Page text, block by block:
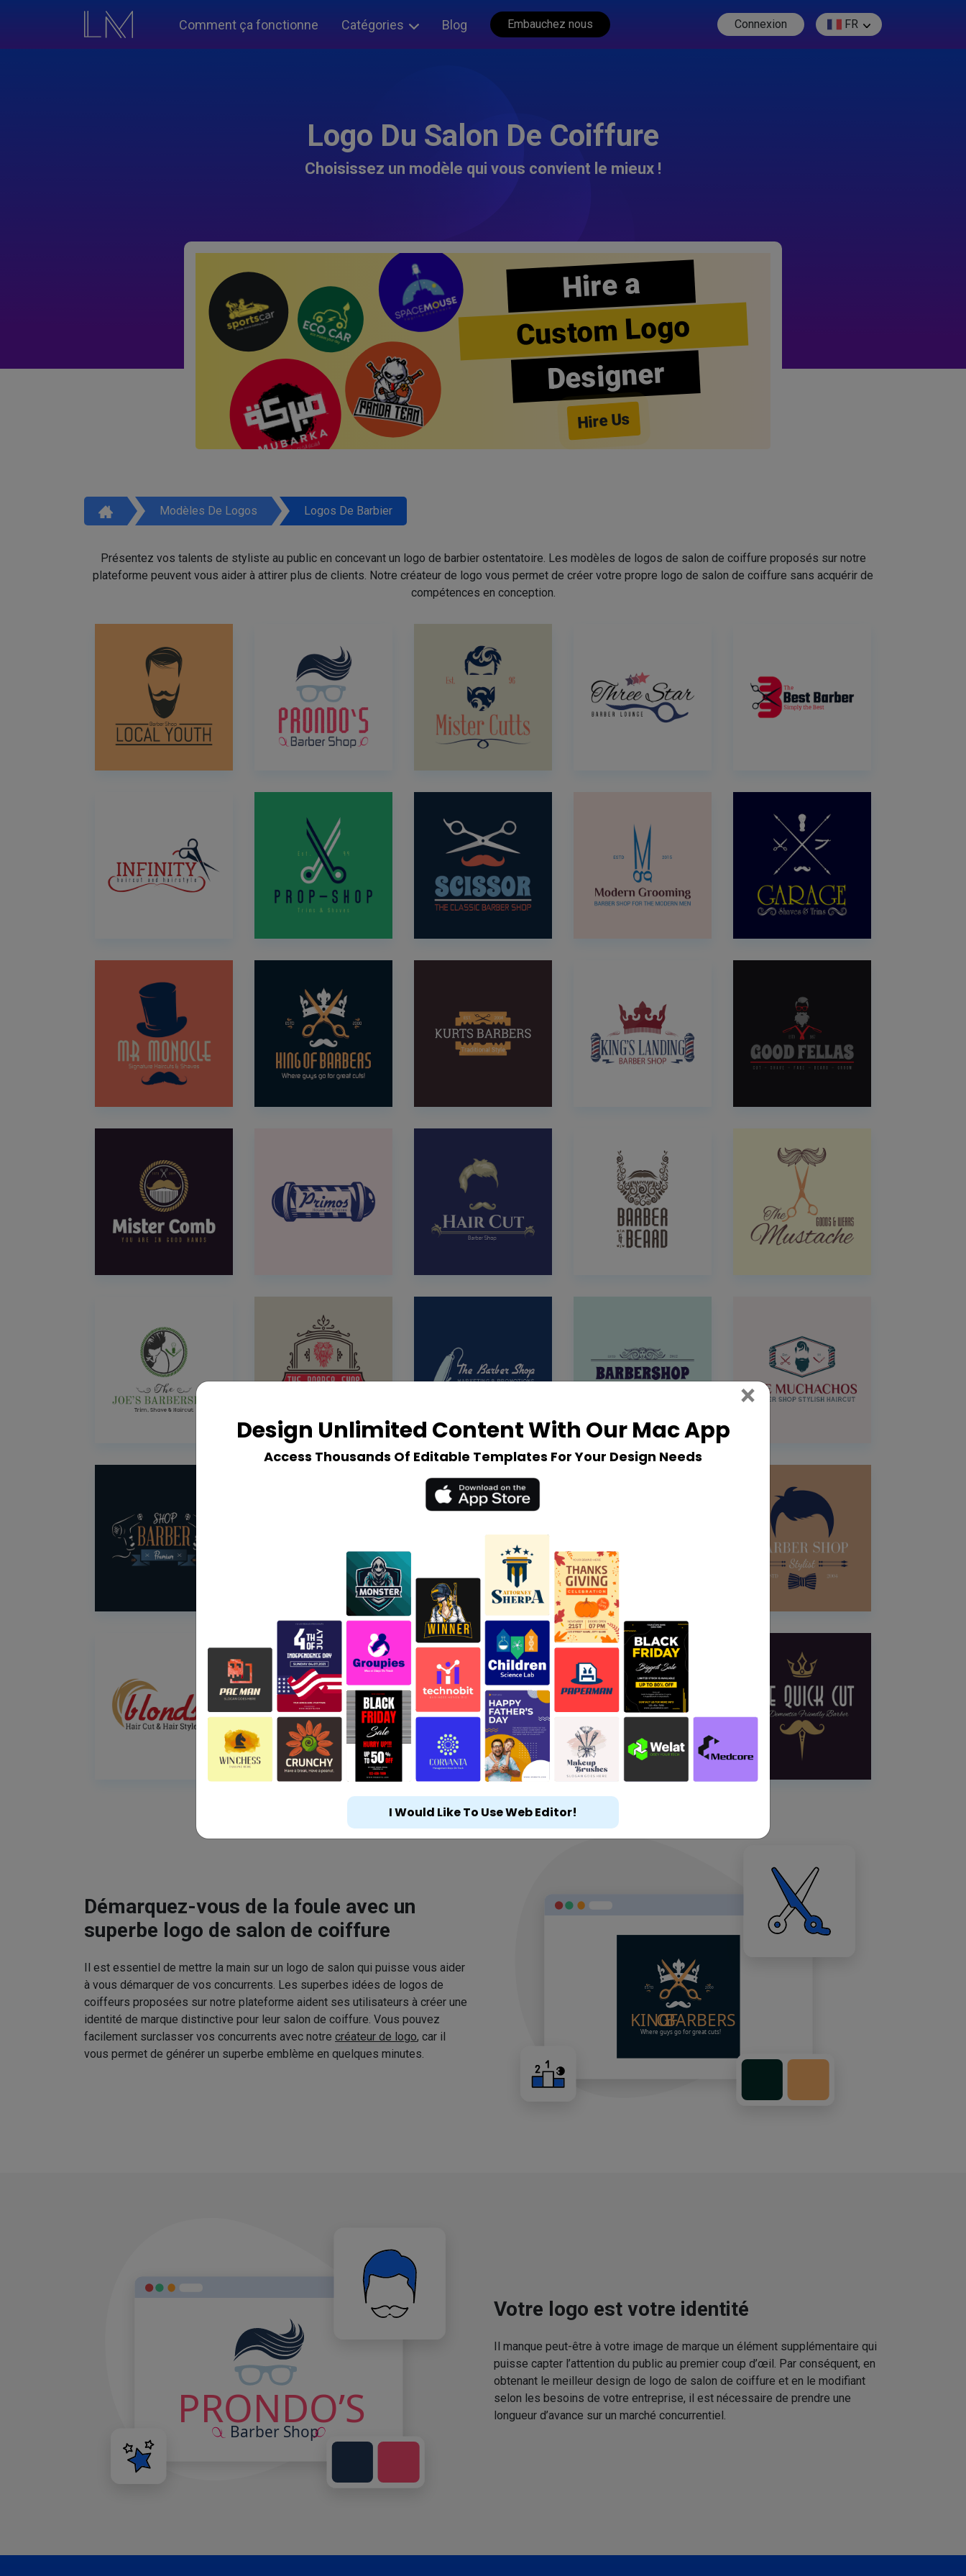
Comment ça fonctionne Catégories Blog Embauchez nous Connexion FR
Logo Du Salon De Coiffure
Choisissez un modèle qui vous convient le mieux !
Hire a
Custom Logo
Designer
Hire Us
Modèles De Logos Logos De Barbier
Présentez vos talents de styliste au public en concevant un logo de barbier ostentatoire. Les modèles de logos de salon de coiffure proposés sur notre
plateforme peuvent vous aider à attirer plus de clients. Notre créateur de logo vous permet de créer votre propre logo de salon de coiffure sans acquérir de
compétences en conception.
Démarquez-vous de la foule avec un
superbe logo de salon de coiffure
Il est essentiel de mettre la main sur un logo de salon qui puisse vous aider
à vous démarquer de vos concurrents. Les superbes idées de logos de
coiffeurs proposées sur notre plateforme aident ses utilisateurs à créer une
identité de marque distinctive pour leur salon de coiffure. Vous pouvez
facilement surclasser vos concurrents avec notre créateur de logo, car il
vous permet de générer un superbe emblème en quelques minutes.
Votre logo est votre identité
Il manque peut-être à votre image de marque un élément supplémentaire qui
puisse capter l’attention du public au premier coup d’œil. Par conséquent, en
obtenant le meilleur design de logo de salon de coiffure et en le modifiant
selon les besoins de votre entreprise, il est nécessaire de prendre une
longueur d’avance sur un marché concurrentiel.
Design Unlimited Content With Our Mac App
Access Thousands Of Editable Templates For Your Design Needs
× Close
I Would Like To Use Web Editor!